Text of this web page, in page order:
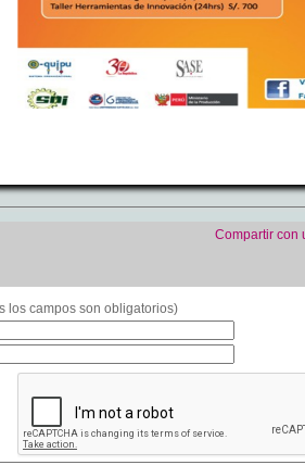
Compartir con
los campos son obligatorios)